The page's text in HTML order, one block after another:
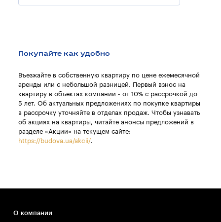
Покупайте как удобно
Въезжайте в собственную квартиру по цене ежемесячной
аренды или с небольшой разницей. Первый взнос на
квартиру в объектах компании - от 10% с рассрочкой до
5 лет. Об актуальных предложениях по покупке квартиры
в рассрочку уточняйте в отделах продаж. Чтобы узнавать
об акциях на квартиры, читайте анонсы предложений в
разделе «Акции» на текущем сайте:
https://budova.ua/akcii/.
О компании